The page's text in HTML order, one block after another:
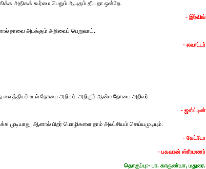
அதிகக் கூர்மை பெறும் ஆயுதம் தீய நா ஒன்றே.
- இர்விங்
நாவை அடக்கும் அறிவைப் பெறுவாய்.
- லவாட்டர்
வைத்தியர் உடல் நோயை அறிவர். அறிஞர் ஆன்ம நோயை அறிவர்.
- ஜஸ்ட்டின்
முடியாது; ஆனால் பிறர் மொழிகளை நாம் அலட்சியம் செய்யமுடியும்.
- கேட்டோ
- பகவான் ஸ்ரீரமணர்
தொகுப்பு:- பா. காருண்யா, மதுரை.